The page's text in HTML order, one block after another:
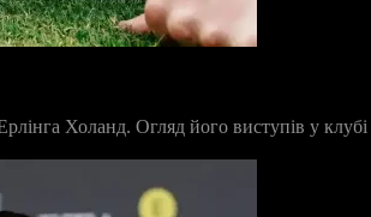
Холанд. Огляд його виступів у